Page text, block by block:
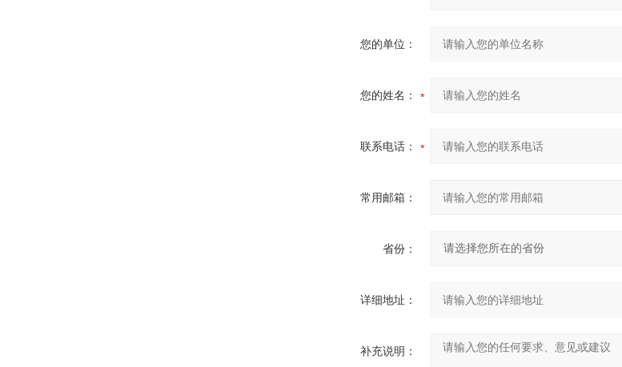
您的单位：
您的姓名：
联系电话：
常用邮箱：
省份：
详细地址：
补充说明：